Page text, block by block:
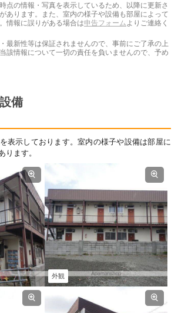
点の情報・写真を表示しているため、以降に更新さ
あります。また、室内の様子や設備も部屋によって
情報に誤りがある場合は申告フォーム よりご連絡く
最新性等は保証されませんので、事前にご了承の上
該情報について一切の責任を負いませんので、予め
備
表示しております。室内の様子や設備は部屋に
ります。
外観